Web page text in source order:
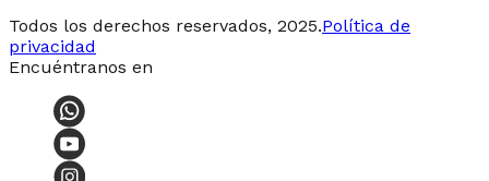
Todos los derechos reservados, 2025.Política de
privacidad
Encuéntranos en